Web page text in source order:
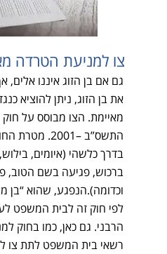
צו למניעת הטרדה
גם אם בן הזוג איננו אלים,
את בן הזוג, ניתן להוציא
מאיימת. הצו מבוסס על חוק
התשס”ב –2001.
בדרך כלשהי (איומים,
ברכוש, פגיעה בשם הטוב,
וכדומה).הנפגע, שהוא “בן
לפי חוק זה לבית המשפט
הרבני. גם כאן, כמו בחוק
רשאי בית המשפט לתת צו